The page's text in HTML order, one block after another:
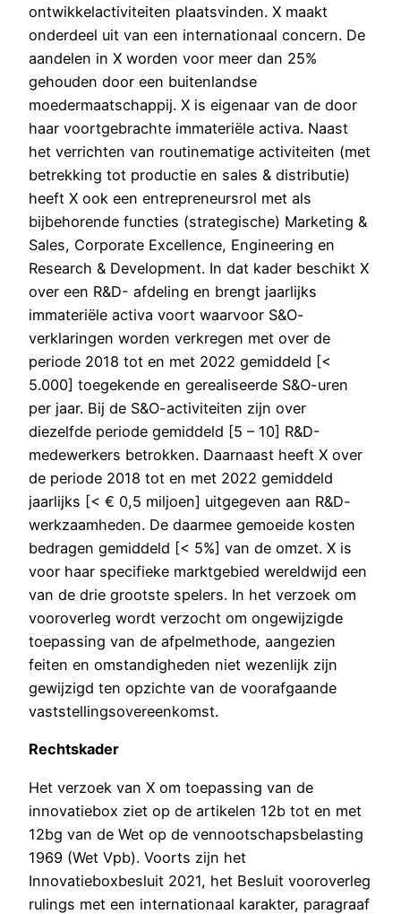
ontwikkelactiviteiten plaatsvinden. X maakt
onderdeel uit van een internationaal concern. De
aandelen in X worden voor meer dan 25%
gehouden door een buitenlandse
moedermaatschappij. X is eigenaar van de door
haar voortgebrachte immateriële activa. Naast
het verrichten van routinematige activiteiten (met
betrekking tot productie en sales & distributie)
heeft X ook een entrepreneursrol met als
bijbehorende functies (strategische) Marketing &
Sales, Corporate Excellence, Engineering en
Research & Development. In dat kader beschikt X
over een R&D- afdeling en brengt jaarlijks
immateriële activa voort waarvoor S&O-
verklaringen worden verkregen met over de
periode 2018 tot en met 2022 gemiddeld [<
5.000] toegekende en gerealiseerde S&O-uren
per jaar. Bij de S&O-activiteiten zijn over
diezelfde periode gemiddeld [5 – 10] R&D-
medewerkers betrokken. Daarnaast heeft X over
de periode 2018 tot en met 2022 gemiddeld
jaarlijks [< € 0,5 miljoen] uitgegeven aan R&D-
werkzaamheden. De daarmee gemoeide kosten
bedragen gemiddeld [< 5%] van de omzet. X is
voor haar specifieke marktgebied wereldwijd een
van de drie grootste spelers. In het verzoek om
vooroverleg wordt verzocht om ongewijzigde
toepassing van de afpelmethode, aangezien
feiten en omstandigheden niet wezenlijk zijn
gewijzigd ten opzichte van de voorafgaande
vaststellingsovereenkomst.
Rechtskader
Het verzoek van X om toepassing van de
innovatiebox ziet op de artikelen 12b tot en met
12bg van de Wet op de vennootschapsbelasting
1969 (Wet Vpb). Voorts zijn het
Innovatieboxbesluit 2021, het Besluit vooroverleg
rulings met een internationaal karakter, paragraaf